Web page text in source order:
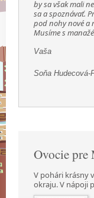
by sa však mali
sa a spoznávať.
pod nohy nové a
Musíme s
Vaša
Soňa Hudecová-
Ovocie pre
V pohári krásny
okraju. V nápoji